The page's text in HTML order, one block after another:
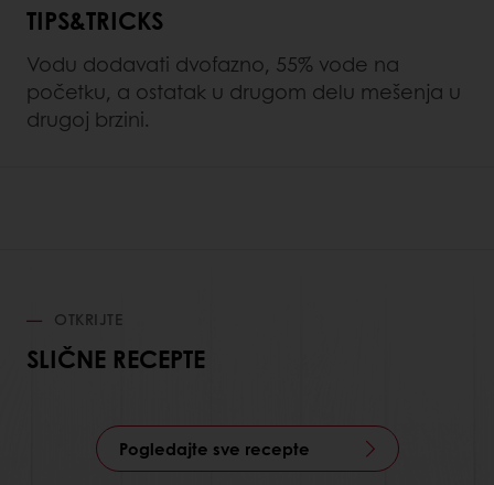
TIPS&TRICKS
Vodu dodavati dvofazno, 55% vode na
početku, a ostatak u drugom delu mešenja u
drugoj brzini.
OTKRIJTE
SLIČNE RECEPTE
Pogledajte sve recepte